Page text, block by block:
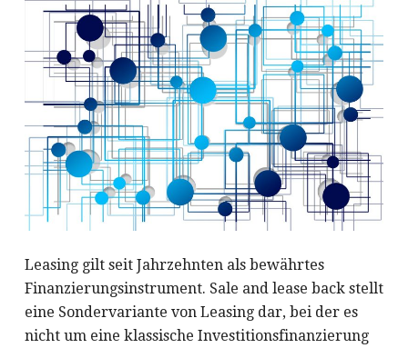
Leasing gilt seit Jahrzehnten als bewährtes
Finanzierungsinstrument. Sale and lease back stellt
eine Sondervariante von Leasing dar, bei der es
nicht um eine klassische Investitionsfinanzierung